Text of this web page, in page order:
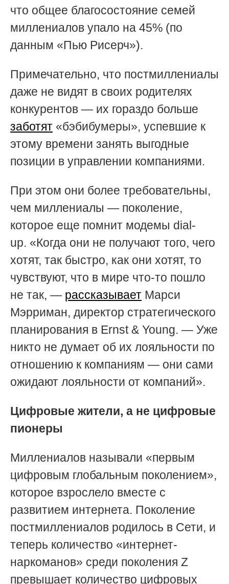
что общее благосостояние семей
миллениалов упало на 45% (по
данным «Пью Рисерч»).
Примечательно, что постмиллениалы
даже не видят в своих родителях
конкурентов — их гораздо больше
заботят «бэбибумеры», успевшие к
этому времени занять выгодные
позиции в управлении компаниями.
При этом они более требовательны,
чем миллениалы — поколение,
которое еще помнит модемы dial-
up. «Когда они не получают того, чего
хотят, так быстро, как они хотят, то
чувствуют, что в мире что-то пошло
не так, — рассказывает Марси
Мэрриман, директор стратегического
планирования в Ernst & Young. — Уже
никто не думает об их лояльности по
отношению к компаниям — они сами
ожидают лояльности от компаний».
Цифровые жители, а не цифровые
пионеры
Миллениалов называли «первым
цифровым глобальным поколением»,
которое взрослело вместе с
развитием интернета. Поколение
постмиллениалов родилось в Сети, и
теперь количество «интернет-
наркоманов» среди поколения Z
превышает количество цифровых